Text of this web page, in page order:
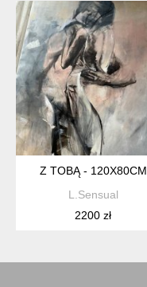
Z TOBĄ - 120X80CM
L.Sensual
2200 zł